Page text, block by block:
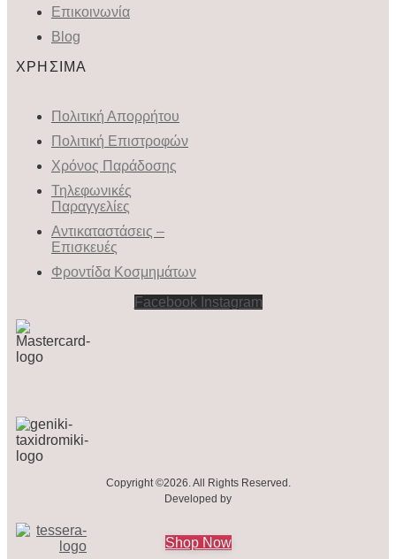
Επικοινωνία
Blog
ΧΡΗΣΙΜΑ
Πολιτική Απορρήτου
Πολιτική Επιστροφών
Χρόνος Παράδοσης
Τηλεφωνικές
Παραγγελίες
Αντικαταστάσεις –
Επισκευές
Φροντίδα Κοσμημάτων
Facebook Instagram
Copyright ©2026. All Rights Reserved.
Developed by
Shop Now